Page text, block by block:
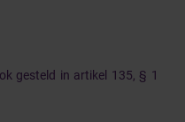
gesteld in artikel 135, § 1